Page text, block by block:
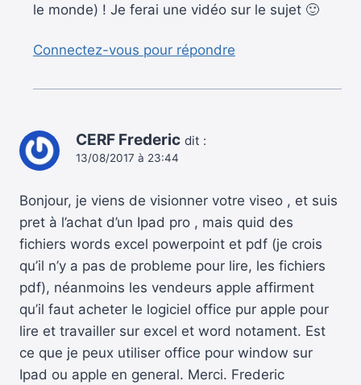
le monde) ! Je ferai une vidéo sur le sujet 🙂
Connectez-vous pour répondre
CERF Frederic dit :
13/08/2017 à 23:44
Bonjour, je viens de visionner votre viseo , et suis
pret à l’achat d’un Ipad pro , mais quid des
fichiers words excel powerpoint et pdf (je crois
qu’il n’y a pas de probleme pour lire, les fichiers
pdf), néanmoins les vendeurs apple affirment
qu’il faut acheter le logiciel office pur apple pour
lire et travailler sur excel et word notament. Est
ce que je peux utiliser office pour window sur
Ipad ou apple en general. Merci. Frederic